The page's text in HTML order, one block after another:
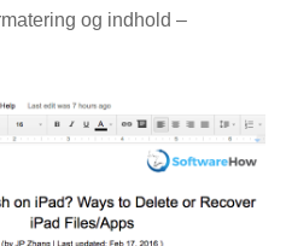
og indhold –